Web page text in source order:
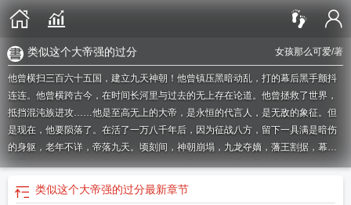
女孩那么可爱/著
类似这个大帝强的过分
他曾横扫三百六十五国，建立九天神朝！他曾镇压黑暗动乱，打的幕后黑手颤抖
连连。他曾横跨古今，在时间长河里与过去的无上存在论道。他曾拯救了世界，
抵挡混沌族进攻……他是至高无上的大帝，是永恒的代言人，是无敌的象征。但
是现在，他要陨落了。在活了一万八千年后，因为征战八方，留下一具满是暗伤
的身躯，老年不详，帝落九天。顷刻间，神朝崩塌，九龙夺嫡，藩王割据，幕后
黑手一个个现身，牛鬼蛇神集结起来，他们最想要的，是九凤大帝的三件无上宝
物。蔺九凤穿越而来，成为九凤大帝，却只剩下一个月的寿命！一来就要死？
不，我要活出第二世，再次镇压一个时代！如果您喜欢这个大帝强的过分，别忘
类似这个大帝强的过分最新章节